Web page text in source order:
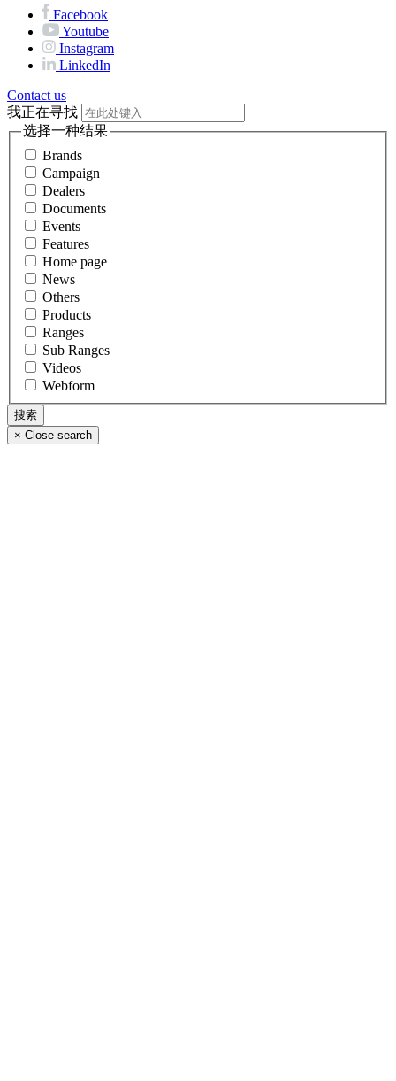
Facebook
Youtube
Instagram
LinkedIn
Contact us
我正在寻找
选择一种结果
Brands
Campaign
Dealers
Documents
Events
Features
Home page
News
Others
Products
Ranges
Sub Ranges
Videos
Webform
× Close search